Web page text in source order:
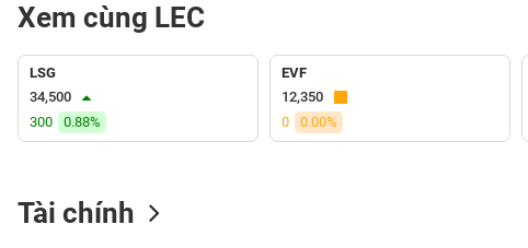
Xem cùng LEC
LSG
34,500
300
0.88%
EVF
12,350
0
0.00%
Tài chính
(-)
VS-
SECTOR